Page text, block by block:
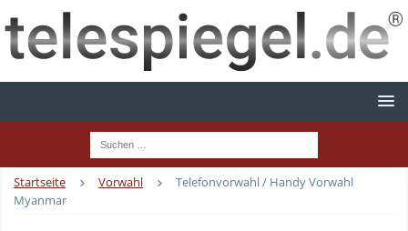
Startseite Vorwahl
Telefonvorwahl / Handy Vorwahl
Myanmar